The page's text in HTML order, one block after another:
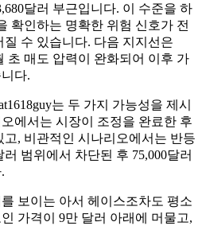
달러 부근입니다. 이 수준을 하
확인하는 명확한 위험 신호가 전
수 있습니다. 다음 지지선은
초 매도 압력이 완화되어 이후 가
다.
는 두 가지 가능성을 제시
에서는 시장이 조정을 완료한 후
고, 비관적인 시나리오에서는 반등
러 범위에서 차단된 후 75,000달러
보이는 아서 헤이스조차도 평소
가격이 9만 달러 아래에 머물고,